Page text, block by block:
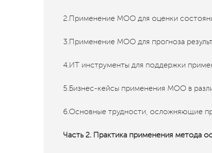
2.Применение МОО для оценки
3.Применение МОО для прогноза
4.ИТ инструменты для поддержки
5.Бизнес-кейсы применения МОО в
6.Основные трудности, осложняющие
Часть 2. Практика применения метода